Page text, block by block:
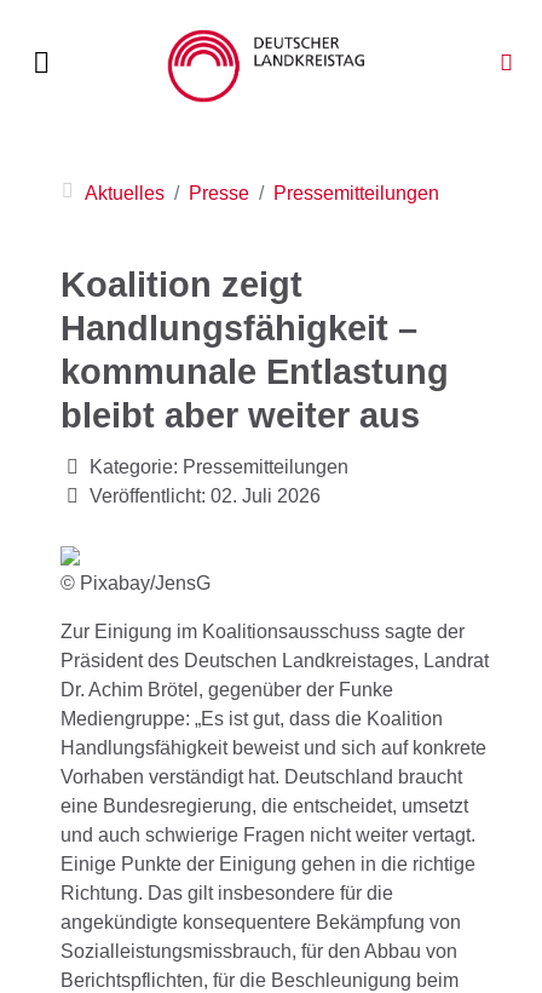
Aktuelles Presse Pressemitteilungen
Koalition zeigt
Handlungsfähigkeit –
kommunale Entlastung
bleibt aber weiter aus
Kategorie: Pressemitteilungen
Veröffentlicht: 02. Juli 2026
© Pixabay/JensG
Zur Einigung im Koalitionsausschuss sagte der
Präsident des Deutschen Landkreistages, Landrat
Dr. Achim Brötel, gegenüber der Funke
Mediengruppe: „Es ist gut, dass die Koalition
Handlungsfähigkeit beweist und sich auf konkrete
Vorhaben verständigt hat. Deutschland braucht
eine Bundesregierung, die entscheidet, umsetzt
und auch schwierige Fragen nicht weiter vertagt.
Einige Punkte der Einigung gehen in die richtige
Richtung. Das gilt insbesondere für die
angekündigte konsequentere Bekämpfung von
Sozialleistungsmissbrauch, für den Abbau von
Berichtspflichten, für die Beschleunigung beim